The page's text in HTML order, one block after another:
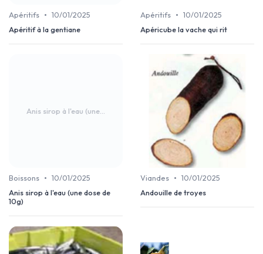
Apéritifs • 10/01/2025
Apéritif à la gentiane
Apéritifs • 10/01/2025
Apéricube la vache qui rit
Anis sirop à l'eau (une...
Boissons • 10/01/2025
Anis sirop à l'eau (une dose de
10g)
Viandes • 10/01/2025
Andouille de troyes